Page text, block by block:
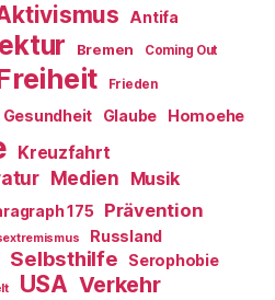
Antifa
Bremen Coming Out
Frieden
Gesundheit Glaube Homoehe
Kreuzfahrt
Medien Musik
175
Prävention
Russland
Selbsthilfe Serophobie
USA Verkehr